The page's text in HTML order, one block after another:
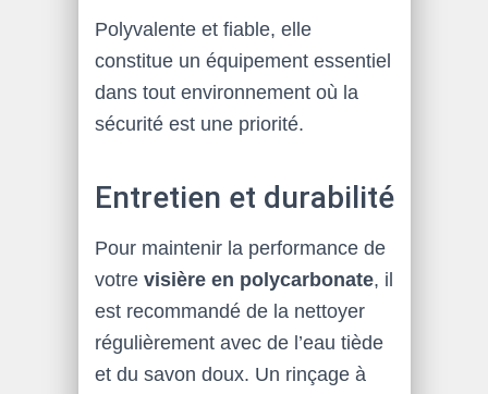
Polyvalente et fiable, elle
constitue un équipement essentiel
dans tout environnement où la
sécurité est une priorité.
Entretien et durabilité
Pour maintenir la performance de
votre visière en polycarbonate, il
est recommandé de la nettoyer
régulièrement avec de l’eau tiède
et du savon doux. Un rinçage à